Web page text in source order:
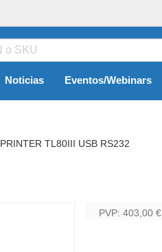
Noticias Eventos/Webinars
PRINTER TL80III USB RS232
PVP: 403,00 €